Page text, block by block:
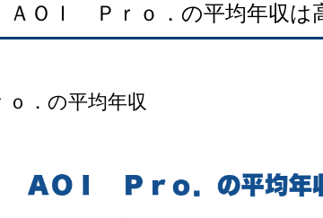
ＡＯＩ Ｐｒｏ．の平均年収は
．の平均年収